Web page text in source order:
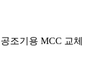
조기용 MCC 교체